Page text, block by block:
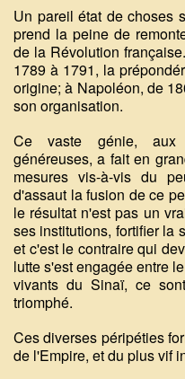
Un pareil état de choses
prend la peine de
de la Révolution
1789 à 1791, la
origine; à Napoléon, de
son organisation.
Ce vaste génie, aux
généreuses, a fait en
mesures vis-à-vis du
d'assaut la fusion de ce
le résultat n'est pas un
ses institutions, fortifier la
et c'est le contraire qui
lutte s'est engagée entre
vivants du Sinaï, ce
triomphé.
Ces diverses péripéties
de l'Empire, et du plus vif